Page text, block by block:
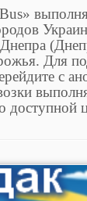
Для
с
доступной